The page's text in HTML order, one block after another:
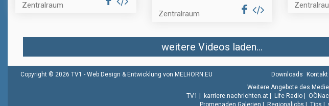
Zentralraum
Zentralraum
weitere Videos laden...
Copyright © 2026 TV1 - Web Design & Entwicklung von MELHORN.EU Downloads Kontakt
Weitere Angebote des
TV1
karriere.nachrichten.at Life Radio
Promenaden Galerien
Regionaljobs Tips